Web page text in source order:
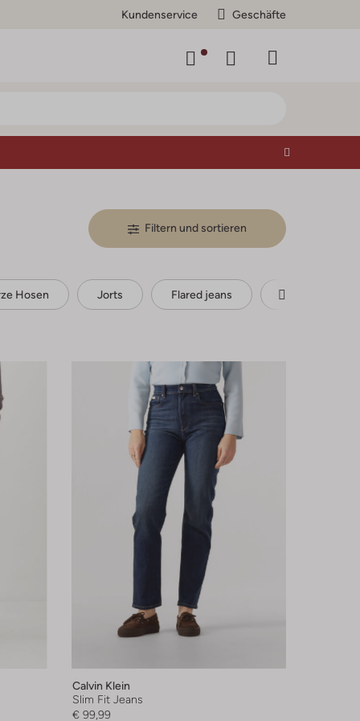
Kundenservice Geschäfte
Filtern und sortieren
Hosen Jorts Flared jeans Bootcut Jeans
Calvin Klein
Slim Fit Jeans
€ 99,99